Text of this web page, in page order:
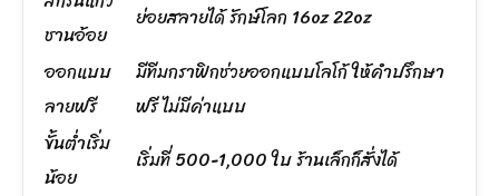
ชานอ้อย
ย่อยสลายได้ รักษ์โลก 16oz 22oz
ออกแบบ
ลายฟรี
มีทีมกราฟิกช่วยออกแบบโลโก้ ให้คำปรึกษา
ฟรี ไม่มีค่าแบบ
ขั้นต่ำเริ่ม
น้อย
เริ่มที่ 500-1,000 ใบ ร้านเล็กก็สั่งได้